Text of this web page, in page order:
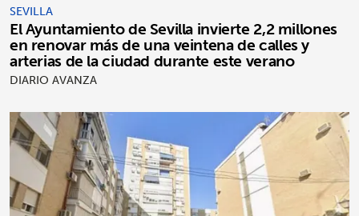
SEVILLA
El Ayuntamiento de Sevilla invierte 2,2 millones
en renovar más de una veintena de calles y
arterias de la ciudad durante este verano
DIARIO AVANZA